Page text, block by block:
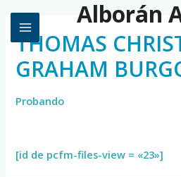
Alborán
THOMAS
GRAHAM
Probando
[id de pcfm-files-view = «23»]